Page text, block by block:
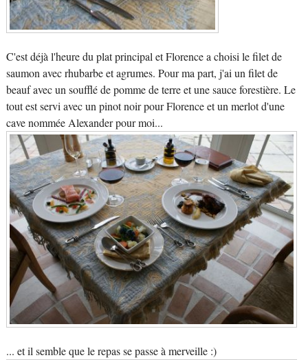
C'est déjà l'heure du plat principal et Florence a choisi le filet de
saumon avec rhubarbe et agrumes. Pour ma part, j'ai un filet de
beauf avec un soufflé de pomme de terre et une sauce forestière. Le
tout est servi avec un pinot noir pour Florence et un merlot d'une
cave nommée Alexander pour moi...
... et il semble que le repas se passe à merveille :)